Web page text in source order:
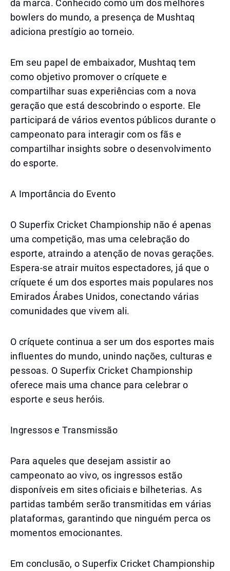
da marca. Conhecido como um dos melhores
bowlers do mundo, a presença de Mushtaq
adiciona prestígio ao torneio.
Em seu papel de embaixador, Mushtaq tem
como objetivo promover o críquete e
compartilhar suas experiências com a nova
geração que está descobrindo o esporte. Ele
participará de vários eventos públicos durante o
campeonato para interagir com os fãs e
compartilhar insights sobre o desenvolvimento
do esporte.
A Importância do Evento
O Superfix Cricket Championship não é apenas
uma competição, mas uma celebração do
esporte, atraindo a atenção de novas gerações.
Espera-se atrair muitos espectadores, já que o
críquete é um dos esportes mais populares nos
Emirados Árabes Unidos, conectando várias
comunidades que vivem ali.
O críquete continua a ser um dos esportes mais
influentes do mundo, unindo nações, culturas e
pessoas. O Superfix Cricket Championship
oferece mais uma chance para celebrar o
esporte e seus heróis.
Ingressos e Transmissão
Para aqueles que desejam assistir ao
campeonato ao vivo, os ingressos estão
disponíveis em sites oficiais e bilheterias. As
partidas também serão transmitidas em várias
plataformas, garantindo que ninguém perca os
momentos emocionantes.
Em conclusão, o Superfix Cricket Championship